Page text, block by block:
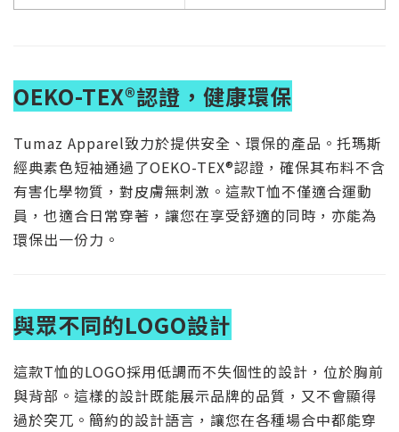
OEKO-TEX®認證，健康環保
Tumaz Apparel致力於提供安全、環保的產品。托瑪斯
經典素色短袖通過了OEKO-TEX®認證，確保其布料不含
有害化學物質，對皮膚無刺激。這款T恤不僅適合運動
員，也適合日常穿著，讓您在享受舒適的同時，亦能為
環保出一份力。
與眾不同的LOGO設計
這款T恤的LOGO採用低調而不失個性的設計，位於胸前
與背部。這樣的設計既能展示品牌的品質，又不會顯得
過於突兀。簡約的設計語言，讓您在各種場合中都能穿